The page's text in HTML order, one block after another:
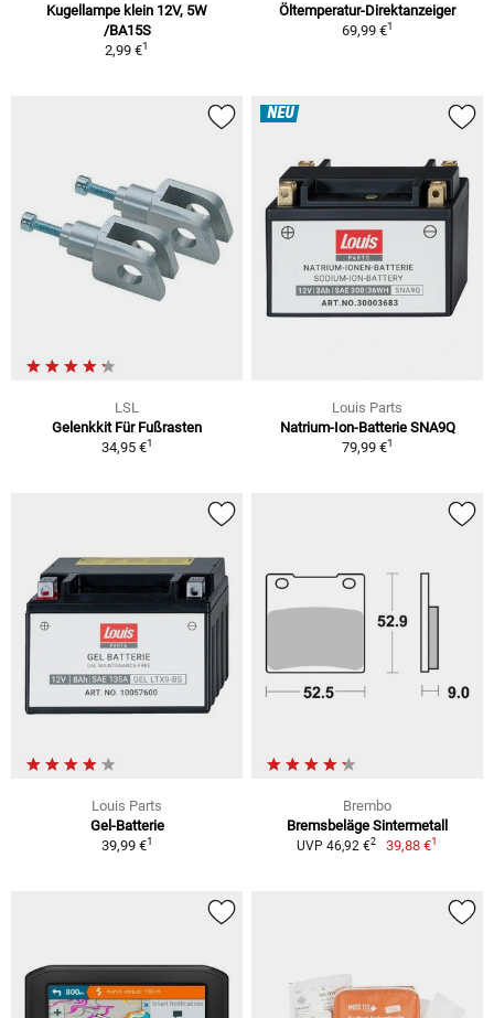
Kugellampe klein 12V, 5W
/BA15S
2,99 €1
Öltemperatur-Direktanzeiger
69,99 €1
LSL
Gelenkkit Für Fußrasten
34,95 €1
NEU
Louis Parts
Natrium-Ion-Batterie SNA9Q
79,99 €1
Louis Parts
Gel-Batterie
39,99 €1
Brembo
Bremsbeläge Sintermetall
UVP 46,92 €2 39,88 €1